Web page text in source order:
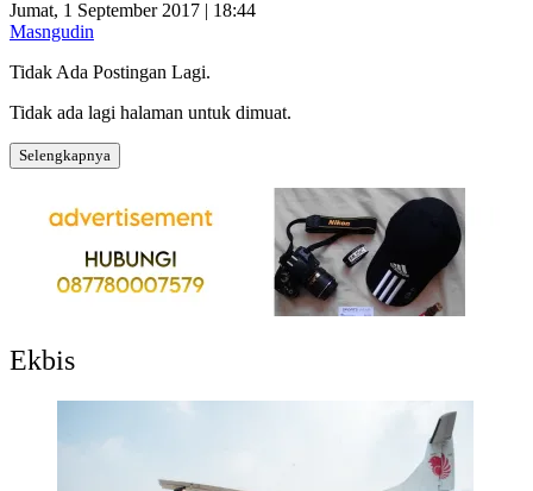
Jumat, 1 September 2017 | 18:44
Masngudin
Tidak Ada Postingan Lagi.
Tidak ada lagi halaman untuk dimuat.
Selengkapnya
Ekbis